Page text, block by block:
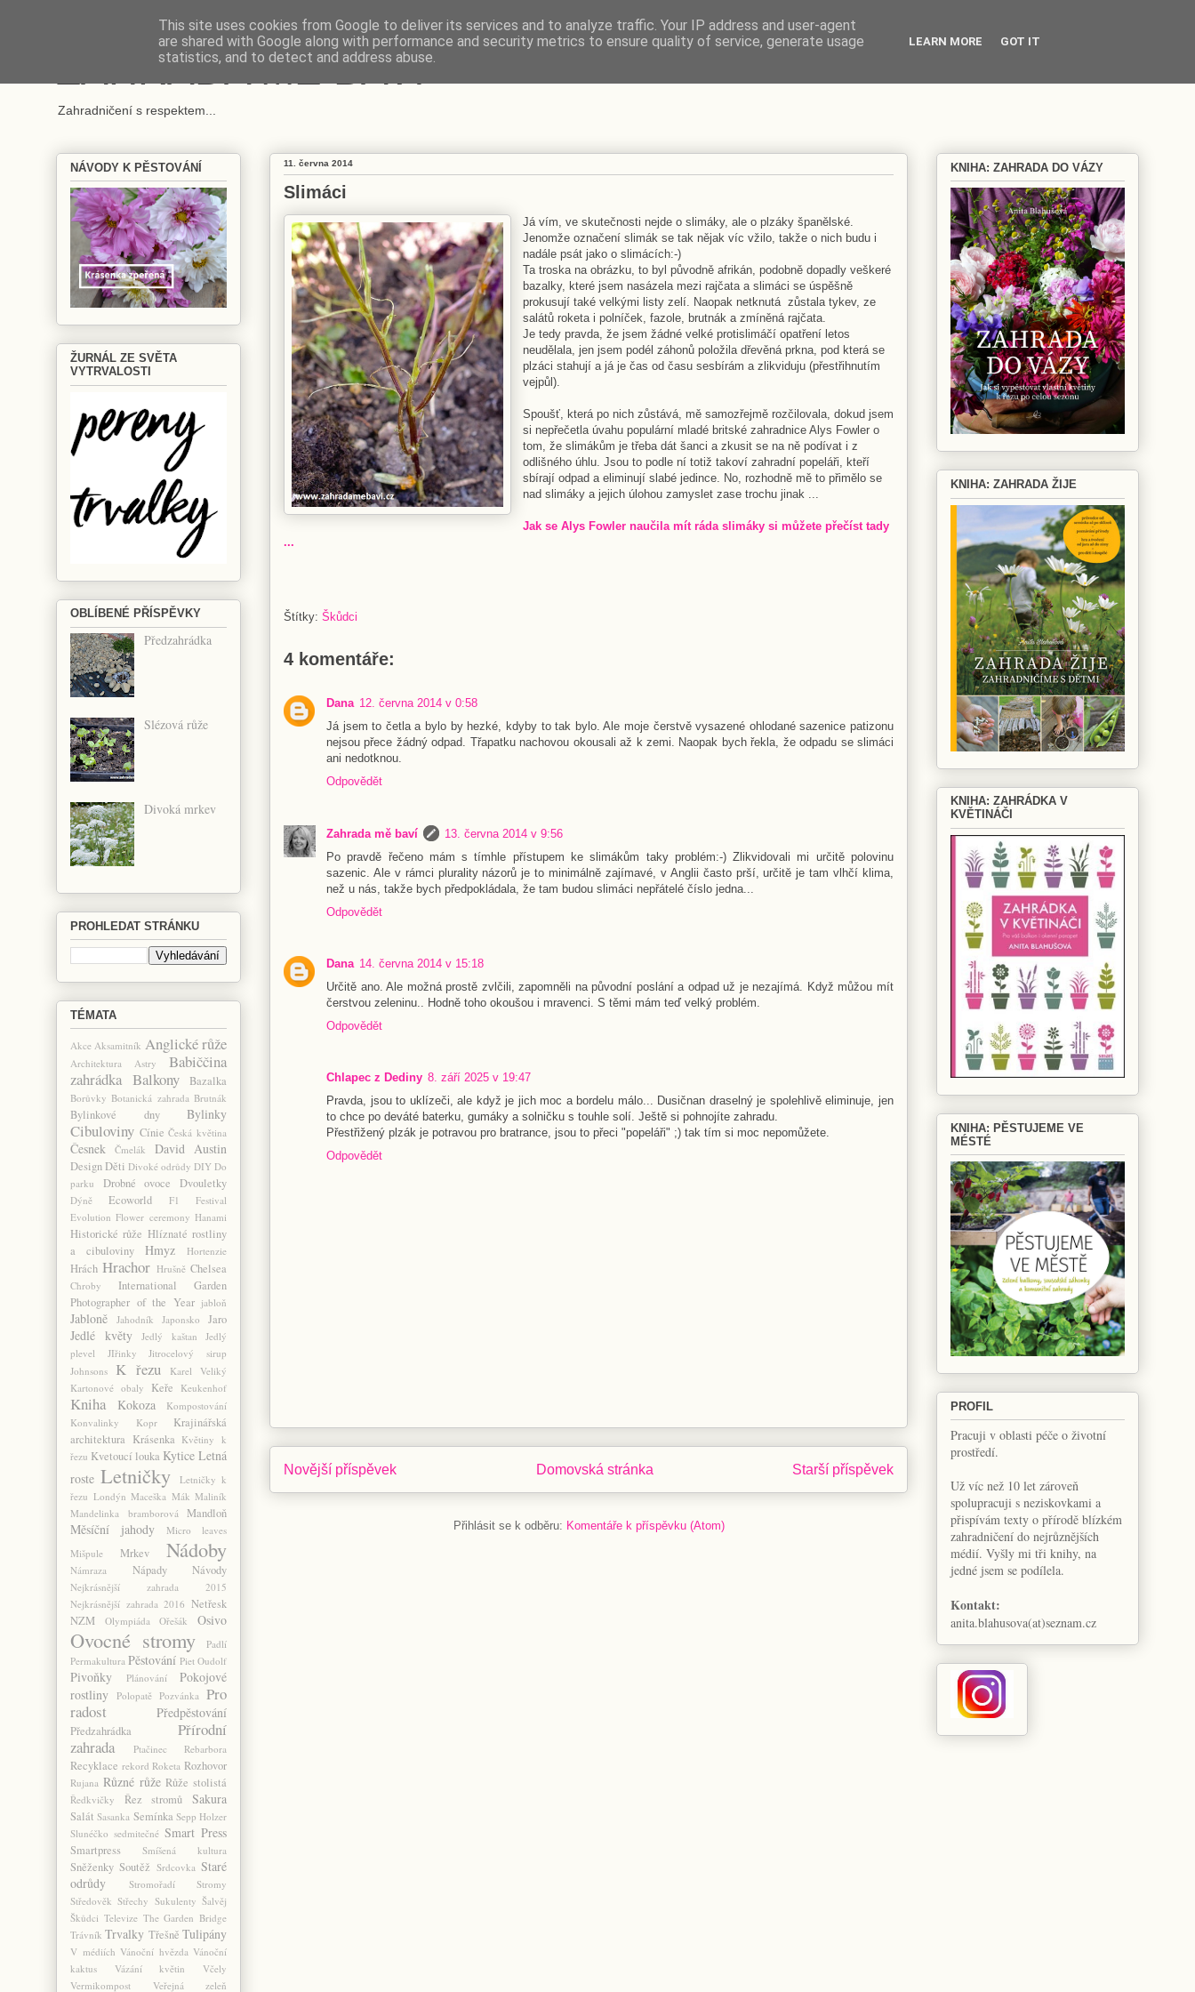
ZAHRADA MĚ BAVÍ
Zahradničení s respektem...
11. června 2014
Slimáci
Já vím, ve skutečnosti nejde o slimáky, ale o plzáky španělské.
Jenomže označení slimák se tak nějak víc vžilo, takže o nich budu i
nadále psát jako o slimácích:-)
Ta troska na obrázku, to byl původně afrikán, podobně dopadly veškeré
bazalky, které jsem nasázela mezi rajčata a slimáci se úspěšně
prokusují také velkými listy zelí. Naopak netknutá zůstala tykev, ze
salátů roketa i polníček, fazole, brutnák a zmíněná rajčata.
Je tedy pravda, že jsem žádné velké protislimáčí opatření letos
neudělala, jen jsem podél záhonů položila dřevěná prkna, pod která se
plzáci stahují a já je čas od času sesbírám a zlikviduju (přestřihnutím
vejpůl).
Spoušť, která po nich zůstává, mě samozřejmě rozčilovala, dokud jsem
si nepřečetla úvahu populární mladé britské zahradnice Alys Fowler o
tom, že slimákům je třeba dát šanci a zkusit se na ně podívat i z
odlišného úhlu. Jsou to podle ní totiž takoví zahradní popeláři, kteří
sbírají odpad a eliminují slabé jedince. No, rozhodně mě to přimělo se
nad slimáky a jejich úlohou zamyslet zase trochu jinak ...
Jak se Alys Fowler naučila mít ráda slimáky si můžete přečíst tady
...
Štítky: Škůdci
4 komentáře:
Dana 12. června 2014 v 0:58
Já jsem to četla a bylo by hezké, kdyby to tak bylo. Ale moje čerstvě vysazené ohlodané sazenice patizonu
nejsou přece žádný odpad. Třapatku nachovou okousali až k zemi. Naopak bych řekla, že odpadu se slimáci
ani nedotknou.
Odpovědět
Zahrada mě baví
13. června 2014 v 9:56
Po pravdě řečeno mám s tímhle přístupem ke slimákům taky problém:-) Zlikvidovali mi určitě polovinu
sazenic. Ale v rámci plurality názorů je to minimálně zajímavé, v Anglii často prší, určitě je tam vlhčí klima,
než u nás, takže bych předpokládala, že tam budou slimáci nepřátelé číslo jedna...
Odpovědět
Dana 14. června 2014 v 15:18
Určitě ano. Ale možná prostě zvlčili, zapomněli na původní poslání a odpad už je nezajímá. Když můžou mít
čerstvou zeleninu.. Hodně toho okoušou i mravenci. S těmi mám teď velký problém.
Odpovědět
Chlapec z Dediny 8. září 2025 v 19:47
Pravda, jsou to uklízeči, ale když je jich moc a bordelu málo... Dusičnan draselný je spolehlivě eliminuje, jen
to chce po deváté baterku, gumáky a solničku s touhle solí. Ještě si pohnojíte zahradu.
Přestřižený plzák je potravou pro bratrance, jsou to přeci "popeláři" ;) tak tím si moc nepomůžete.
Odpovědět
Novější příspěvek Starší příspěvek
Domovská stránka
Přihlásit se k odběru: Komentáře k příspěvku (Atom)
NÁVODY K PĚSTOVÁNÍ
ŽURNÁL ZE SVĚTA
VYTRVALOSTI
OBLÍBENÉ PŘÍSPĚVKY
Předzahrádka
Slézová růže
Divoká mrkev
PROHLEDAT STRÁNKU
TÉMATA
Akce Aksamitník Anglické růže
Architektura Astry
Babiččina
zahrádka Balkony Bazalka
Borůvky Botanická zahrada Brutnák
Bylinkové dny Bylinky
Cibuloviny Cínie Česká květina
Česnek Čmelák David Austin
DesignDěti Divoké odrůdy DIY Do
parku
Drobné ovoce Dvouletky
Dýně Ecoworld F1
Festival
Evolution Flower ceremony Hanami
Historické růže Hlíznaté rostliny
a cibuloviny
Hmyz Hortenzie
Hrách Hrachor Hrušně Chelsea
Chroby
International Garden
Photographer of the Year jabloň
Jabloně Jahodník Japonsko Jaro
Jedlé květy Jedlý kaštan
Jedlý
plevel
JIřinky
Jitrocelový sirup
Johnsons
K řezu
Karel Veliký
Kartonové obaly
Keře Keukenhof
Kniha Kokoza
Kompostování
Konvalinky
Kopr
Krajinářská
architektura Krásenka Květiny k
řezu Kvetoucí louka Kytice Letná
roste Letničky
Letničky k
řezu Londýn Maceška Mák Maliník
Mandelinka bramborová
Mandloň
Měsíční jahody
Micro leaves
Mišpule
Mrkev Nádoby
Námraza Nápady Návody
Nejkrásnější zahrada 2015
Nejkrásnější zahrada 2016 Netřesk
NZM
Olympiáda Ořešák Osivo
Ovocné stromy
Padlí
Permakultura Pěstování Piet Oudolf
Pivoňky Plánování
Pokojové
rostliny Polopatě Pozvánka Pro
radost
Předpěstování
Předzahrádka
Přírodní
zahrada
Ptačinec Rebarbora
Recyklace rekord Roketa Rozhovor
Rujana Různé růže Růže stolistá
Ředkvičky Řez stromů Sakura
Salát Sasanka Semínka Sepp Holzer
Slunéčko sedmitečné Smart Press
Smartpress Smíšená kultura
Sněženky Soutěž Srdcovka Staré
odrůdy
Stromořadí
Stromy
Středověk Střechy Sukulenty Šalvěj
Škůdci Televize The Garden Bridge
Trávník Trvalky Třešně Tulipány
V médiích Vánoční hvězda Vánoční
kaktus
Vázání květin
Včely
Vermikompost
Veřejná zeleň
KNIHA: ZAHRADA DO VÁZY
KNIHA: ZAHRADA ŽIJE
KNIHA: ZAHRÁDKA V
KVĚTINÁČI
KNIHA: PĚSTUJEME VE
MÉSTÉ
PROFIL
Pracuji v oblasti péče o životní
prostředí.
Už víc než 10 let zároveň
spolupracuji s neziskovkami a
přispívám texty o přírodě blízkém
zahradničení do nejrůznějších
médií. Vyšly mi tři knihy, na
jedné jsem se podílela.
Kontakt:
anita.blahusova(at)seznam.cz
This site uses cookies from Google to deliver its services and to analyze traffic. Your IP address and user-agent
are shared with Google along with performance and security metrics to ensure quality of service, generate usage
statistics, and to detect and address abuse.
LEARN MORE GOT IT